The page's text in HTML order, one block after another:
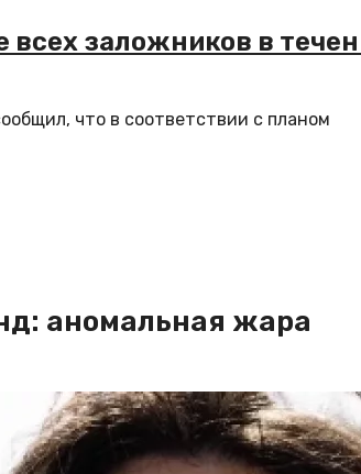
заложников в
что в соответствии с планом
аномальная жара